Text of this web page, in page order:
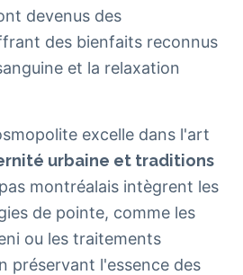
devenus des
des bienfaits reconnus
et la relaxation
excelle dans l'art
urbaine et traditions
montréalais intègrent les
de pointe, comme les
ou les traitements
préservant l'essence des